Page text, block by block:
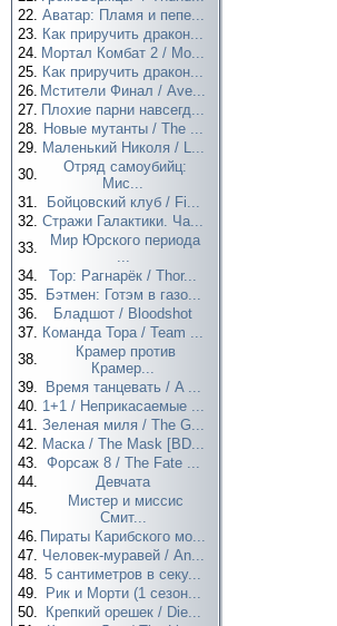
22. Аватар: Пламя и пепе...
23. Как приручить дракон...
24. Мортал Комбат 2 / Mo...
25. Как приручить дракон...
26. Мстители Финал / Ave...
27. Плохие парни навсегд...
28. Новые мутанты / The ...
29. Маленький Николя / L...
30.
Отряд самоубийц:
Мис...
31.
Бойцовский клуб / Fi...
32. Стражи Галактики. Ча...
33.
Мир Юрского периода
...
34.
Тор: Рагнарёк / Thor...
35.
Бэтмен: Готэм в газо...
36.
Бладшот / Bloodshot
37. Команда Тора / Team ...
38.
Крамер против
Крамер...
39.
Время танцевать / A ...
40. 1+1 / Неприкасаемые ...
41. Зеленая миля / The G...
42. Маска / The Mask [BD...
43. Форсаж 8 / The Fate ...
44.
Девчата
45.
Мистер и миссис
Смит...
46. Пираты Карибского мо...
47. Человек-муравей / An...
48. 5 сантиметров в секу...
49.
Рик и Морти (1 сезон...
50.
Крепкий орешек / Die...